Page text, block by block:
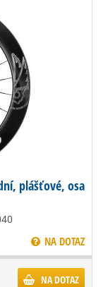
plášťové, osa
NA DOTAZ
NA DOTAZ